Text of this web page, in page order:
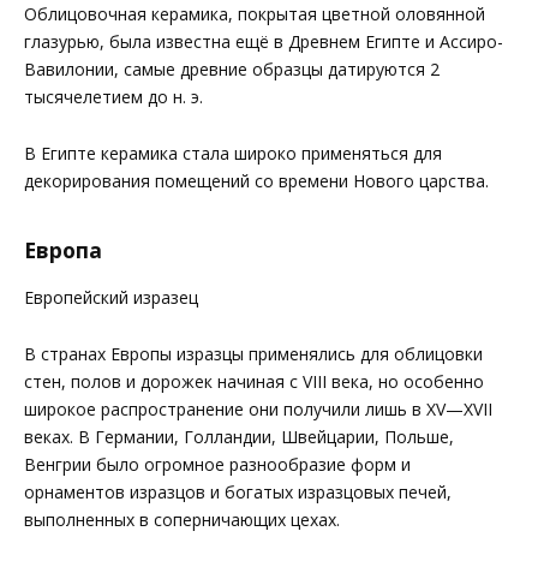
Облицовочная керамика, покрытая цветной оловянной
глазурью, была известна ещё в Древнем Египте и Ассиро-
Вавилонии, самые древние образцы датируются 2
тысячелетием до н. э.
В Египте керамика стала широко применяться для
декорирования помещений со времени Нового царства.
Европа
Европейский изразец
В странах Европы изразцы применялись для облицовки
стен, полов и дорожек начиная с VIII века, но особенно
широкое распространение они получили лишь в XV—XVII
веках. В Германии, Голландии, Швейцарии, Польше,
Венгрии было огромное разнообразие форм и
орнаментов изразцов и богатых изразцовых печей,
выполненных в соперничающих цехах.